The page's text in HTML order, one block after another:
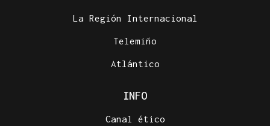
La Región Internacional
Telemiño
Atlántico
INFO
Canal ético